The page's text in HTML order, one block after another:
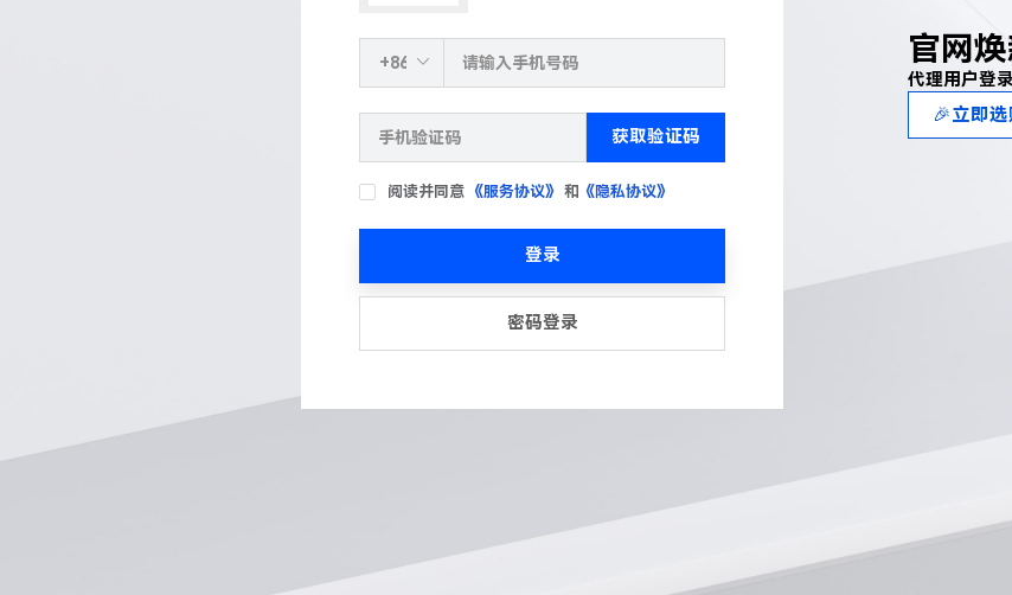
获取验证码
阅读并同意 《服务协议》 和 《隐私协议》
登录
密码登录
官网
代理用户登
🎉立即选